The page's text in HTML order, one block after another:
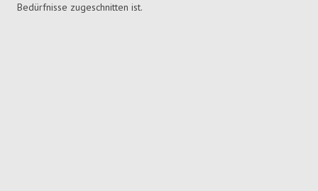
Bedürfnisse zugeschnitten ist.